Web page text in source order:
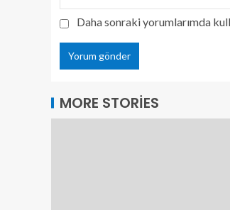
Daha sonraki yorumlarımda
MORE STORIES